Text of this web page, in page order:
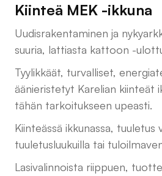
Kiinteä MEK -ikkuna
Uudisrakentaminen ja
suuria, lattiasta kattoon -
Tyylikkäät, turvalliset,
äänieristetyt Karelian kiinteät
tähän tarkoitukseen upeasti.
Kiinteässä ikkunassa,
tuuletusluukuilla tai
Lasivalinnoista riippuen,